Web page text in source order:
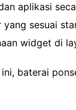
aplikasi
yang sesuai
widget di
baterai